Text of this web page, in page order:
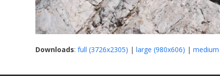
Downloads: full (3726x2305) | large (980x606) |